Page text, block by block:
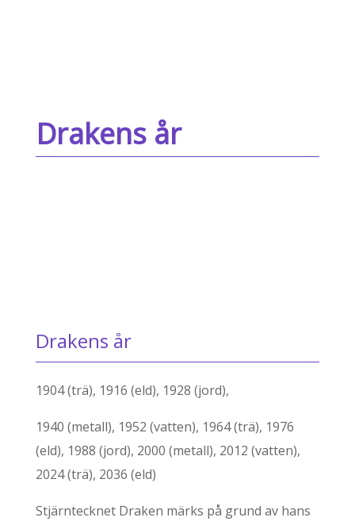
Drakens år
Drakens år
1904 (trä), 1916 (eld), 1928 (jord),
1940 (metall), 1952 (vatten), 1964 (trä), 1976
(eld), 1988 (jord), 2000 (metall), 2012 (vatten),
2024 (trä), 2036 (eld)
Stjärntecknet Draken märks på grund av hans